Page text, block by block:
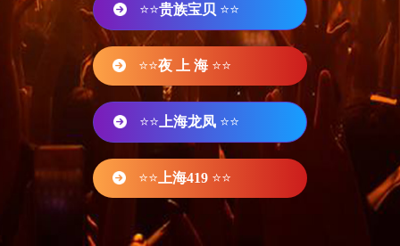
⭐⭐贵族宝贝 ⭐⭐
⭐⭐夜 上 海 ⭐⭐
⭐⭐ 上海龙凤 ⭐⭐
⭐⭐ 上海419 ⭐⭐